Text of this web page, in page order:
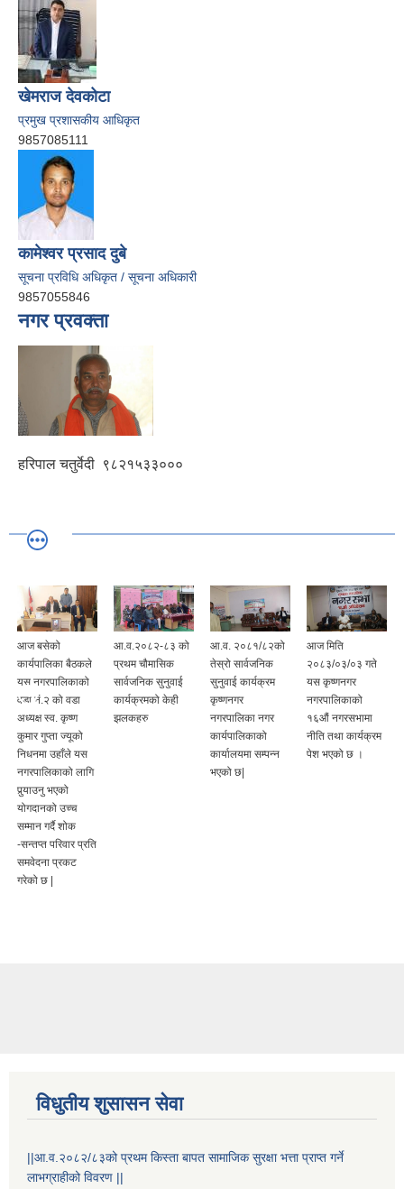
खेमराज देवकोटा
प्रमुख प्रशासकीय आधिकृत
9857085111
कामेश्वर प्रसाद दुबे
सूचना प्रविधि अधिकृत / सूचना अधिकारी
9857055846
नगर प्रवक्ता
हरिपाल चतुर्वेदी ९८२१५३३०००
आ.व.२०८२-८३ को
प्रथम चौमासिक
सार्वजनिक सुनुवाई
कार्यक्रमको केही
झलकहरु
आ.व. २०८१/८२को
तेस्रो सार्वजनिक
सुनुवाई कार्यक्रम
कृष्णनगर
नगरपालिका नगर
आज मिति
२०८३/०३/०३ गते
यस कृष्णनगर
नगरपालिकाको
१६औं नगरसभामा
नीति तथा कार्यक्रम
पेश भएको छ ।
||व्यक्तिगत घटना
दर्ता सप्ताह ||
विधुतीय शुसासन सेवा
||आ.व.२०८२/८३को प्रथम किस्ता बापत सामाजिक सुरक्षा भत्ता प्राप्त गर्ने
लाभग्राहीको विवरण ||